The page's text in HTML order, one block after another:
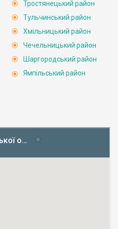
Тростянецький район
Тульчинський район
Хмільницький район
Чечельницький район
Шаргородський район
Ямпільський район